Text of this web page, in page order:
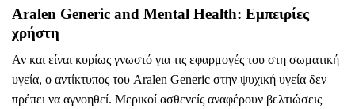
Aralen Generic and Mental Health: Εμπειρίες
χρήστη
Αν και είναι κυρίως γνωστό για τις εφαρμογές του στη σωματική
υγεία, ο αντίκτυπος του Aralen Generic στην ψυχική υγεία δεν
πρέπει να αγνοηθεί. Μερικοί ασθενείς αναφέρουν βελτιώσεις